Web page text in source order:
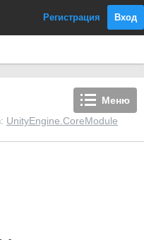
Регистрация Вход
Меню
UnityEngine.CoreModule